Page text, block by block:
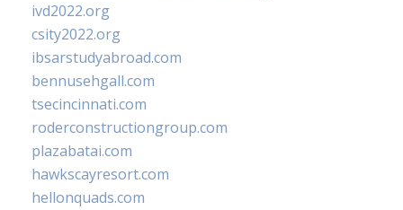
ivd2022.org
csity2022.org
ibsarstudyabroad.com
bennusehgall.com
tsecincinnati.com
roderconstructiongroup.com
plazabatai.com
hawkscayresort.com
hellonquads.com